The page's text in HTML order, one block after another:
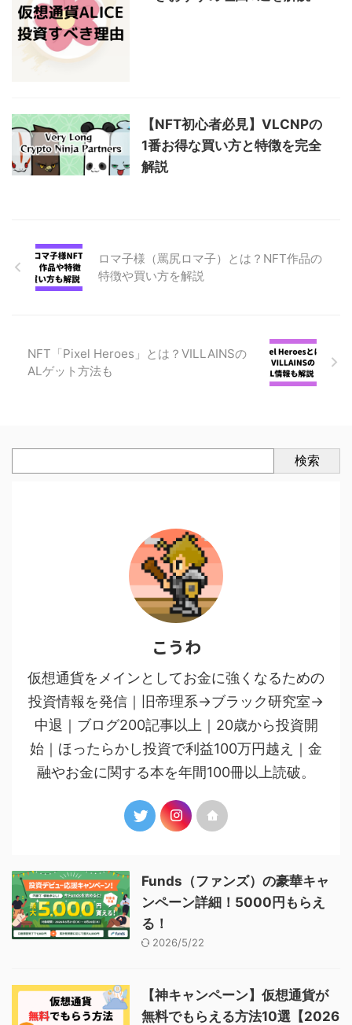
【NFT初心者必見】VLCNPの
1番お得な買い方と特徴を完全
解説
ロマ子様（罵尻ロマ子）とは？NFT作品の
特徴や買い方を解説
NFT「Pixel Heroes」とは？VILLAINSの
ALゲット方法も
検索
こうわ
仮想通貨をメインとしてお金に強くなるための
投資情報を発信｜旧帝理系→ブラック研究室→
中退｜ブログ200記事以上｜20歳から投資開
始｜ほったらかし投資で利益100万円越え｜金
融やお金に関する本を年間100冊以上読破。
Funds（ファンズ）の豪華キャ
ンペーン詳細！5000円もらえ
る！
2026/5/22
【神キャンペーン】仮想通貨が
無料でもらえる方法10選【2026